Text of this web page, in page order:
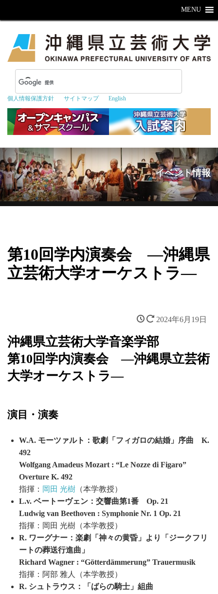
個人情報保護方針 サイトマップ English
MENU
イベント情報
第10回学内演奏会 ―沖縄県
立芸術大学オーケストラ―
2024年6月19日
沖縄県立芸術大学音楽学部
第10回学内演奏会 ―沖縄県立芸術
大学オーケストラ―
演目・演奏
W.A. モーツァルト：歌劇「フィガロの結婚」序曲 K.
492
Wolfgang Amadeus Mozart : “Le Nozze di Figaro”
Overture K. 492
指揮： 岡田 光樹 （本学教授）
L.v. ベートーヴェン：交響曲第1番 Op. 21
Ludwig van Beethoven : Symphonie Nr. 1 Op. 21
指揮：岡田 光樹（本学教授）
R. ワーグナー：楽劇「神々の黄昏」より「ジークフリ
ートの葬送行進曲」
Richard Wagner : “Götterdämmerung” Trauermusik
指揮：阿部 雅人（本学教授）
R. シュトラウス：「ばらの騎士」組曲